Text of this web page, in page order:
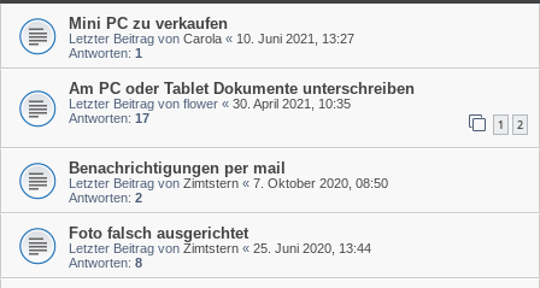
Mini PC zu verkaufen
Letzter Beitrag von Carola « 10. Juni 2021, 13:27
Antworten: 1
Am PC oder Tablet Dokumente unterschreiben
Letzter Beitrag von flower « 30. April 2021, 10:35
Antworten: 17 1 2
Benachrichtigungen per mail
Letzter Beitrag von Zimtstern « 7. Oktober 2020, 08:50
Antworten: 2
Foto falsch ausgerichtet
Letzter Beitrag von Zimtstern « 25. Juni 2020, 13:44
Antworten: 8